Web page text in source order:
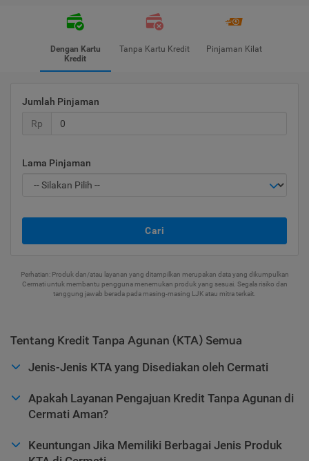
Dengan Kartu
Kredit
Tanpa Kartu Kredit Pinjaman Kilat
Jumlah Pinjaman
Rp
Lama Pinjaman
Cari
Perhatian: Produk dan/atau layanan yang ditampilkan merupakan data yang dikumpulkan
Cermati untuk membantu pengguna menemukan produk yang sesuai. Segala risiko dan
tanggung jawab berada pada masing-masing LJK atau mitra terkait.
Tentang Kredit Tanpa Agunan (KTA) Semua
Jenis-Jenis KTA yang Disediakan oleh Cermati
Apakah Layanan Pengajuan Kredit Tanpa Agunan di
Cermati Aman?
Keuntungan Jika Memiliki Berbagai Jenis Produk